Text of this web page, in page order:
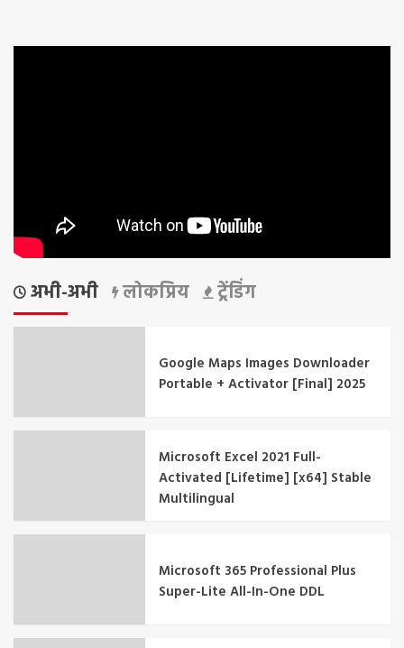
अभी-अभी लोकप्रिय ट्रेंडिंग
Google Maps Images Downloader
Portable + Activator [Final] 2025
Microsoft Excel 2021 Full-
Activated [Lifetime] [x64] Stable
Multilingual
Microsoft 365 Professional Plus
Super-Lite All-In-One DDL